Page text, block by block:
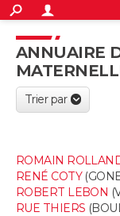
ACTUALITÉS
Politique
Société
Faits Divers
Education
Monde
Villes
+
SPORT
Coupe du monde 2026
Football
Tennis
Cyclisme
Rugby
Forum
CULTURE
Retraite
Impôts
Epargne
Immobilier
Risques naturels par
Banque
Assurance
Crédit
AUTO
Essais
Réserver un essai
Citadines
Berlines
SUV
Forum auto
+
HIGH-TECH
S'inscrire
Connexion
ANNUAIRE
Trier par
ROMAIN
RENÉ COTY
ROBERT LEBON
RUE THIERS